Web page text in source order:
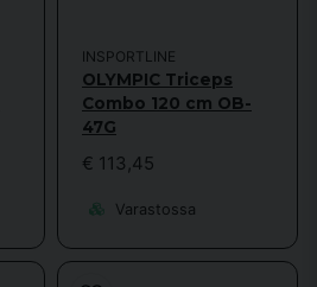
INSPORTLINE
OLYMPIC Triceps
Combo 120 cm OB-
47G
€ 113,45
Varastossa